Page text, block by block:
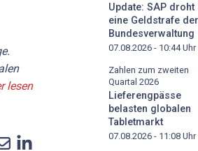
lesen
Update: SAP droht
eine Geldstrafe der
Bundesverwaltung
07.08.2026 - 10:44Uhr
Zahlen zum zweiten
Quartal 2026
Lieferengpässe
belasten globalen
Tabletmarkt
07.08.2026 - 11:08 Uhr